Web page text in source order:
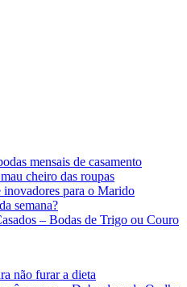
mensais de casamento
cheiro das roupas
inovadores para o Marido
semana?
– Bodas de Trigo ou Couro
não furar a dieta